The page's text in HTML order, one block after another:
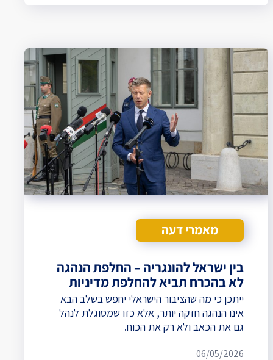
מאמרי דעה
בין ישראל להונגריה – החלפת הנהגה
לא בהכרח תביא להחלפת מדיניות
ייתכן כי מה שהציבור הישראלי יחפש בשלב הבא
אינו הנהגה חזקה יותר, אלא כזו שמסוגלת לנהל
גם את הכאב ולא רק את הכוח.
06/05/2026